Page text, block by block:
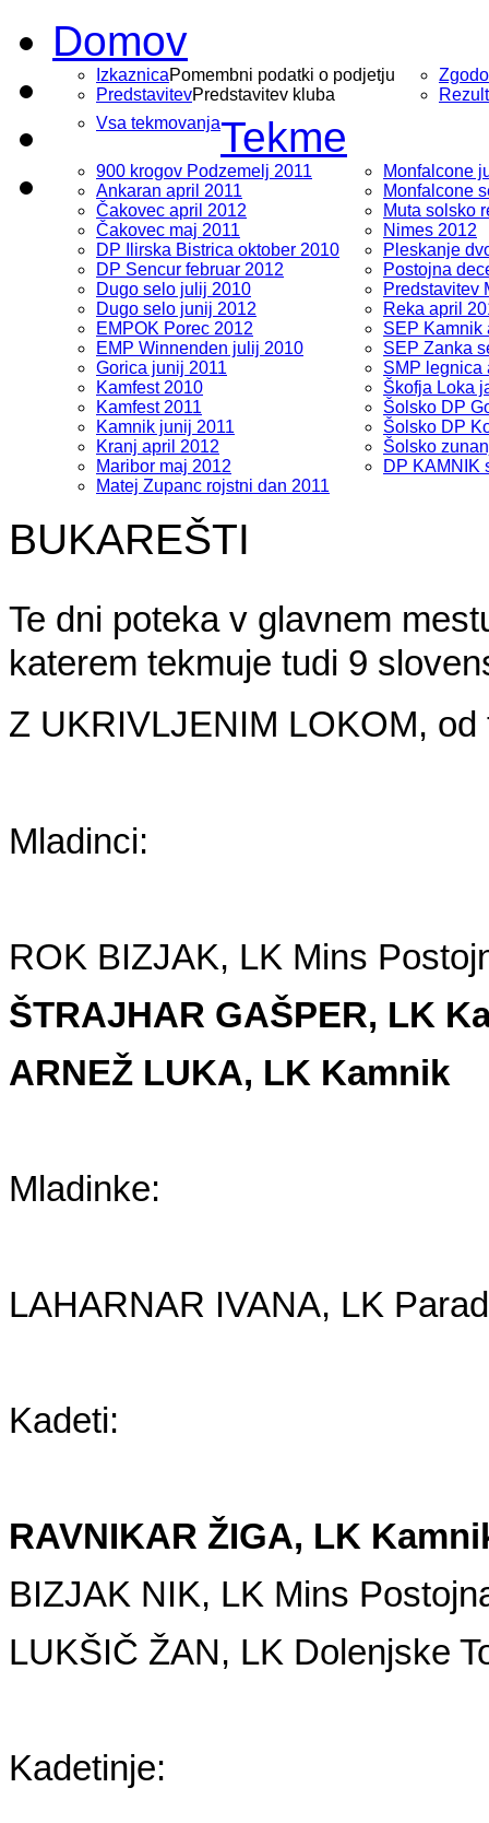
Domov
IzkaznicaPomembni podatki o podjetju
PredstavitevPredstavitev kluba
Tekme
Vsa tekmovanja
900 krogov Podzemelj 2011
Ankaran april 2011
Čakovec april 2012
Čakovec maj 2011
DP Ilirska Bistrica oktober 2010
DP Sencur februar 2012
Dugo selo julij 2010
Dugo selo junij 2012
EMPOK Porec 2012
EMP Winnenden julij 2010
Gorica junij 2011
Kamfest 2010
Kamfest 2011
Kamnik junij 2011
Kranj april 2012
Maribor maj 2012
Matej Zupanc rojstni dan 2011
Monfalcone
Monfalcone
Muta solsko
Nimes 2012
Pleskanje
Postojna
Predstavitev
Reka april
SEP Kamnik
SEP Zanka
SMP legnica
Škofja Loka
Šolsko DP
Šolsko DP
Šolsko
DP KAMNIK
BUKAREŠTI
Te dni poteka v glavnem
katerem tekmuje tudi 9
Z UKRIVLJENIM LOKOM,
Mladinci:
ROK BIZJAK, LK Mins
ŠTRAJHAR GAŠPER, LK
ARNEŽ LUKA, LK Kamnik
Mladinke:
LAHARNAR IVANA, LK
Kadeti:
RAVNIKAR ŽIGA, LK
BIZJAK NIK, LK Mins
LUKŠIČ ŽAN, LK Dolenjske
Kadetinje: